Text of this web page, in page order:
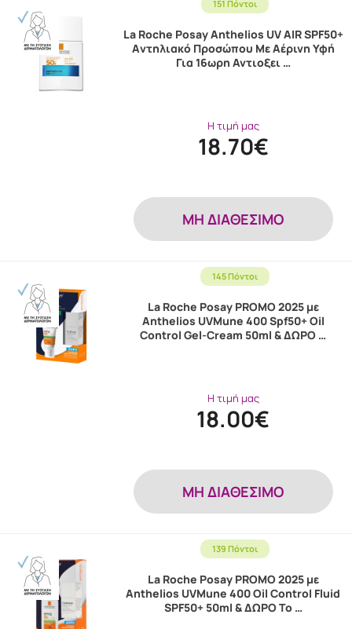
151 Πόντοι
La Roche Posay Anthelios UV AIR SPF50+
Aντηλιακό Προσώπου Με Αέρινη Υφή
Για 16ωρη Αντιοξει …
Η τιμή μας
18.70€
MH ΔΙΑΘΕΣΙΜΟ
145 Πόντοι
La Roche Posay PROMO 2025 με
Anthelios UVMune 400 Spf50+ Oil
Control Gel-Cream 50ml & ΔΩΡΟ …
Η τιμή μας
18.00€
MH ΔΙΑΘΕΣΙΜΟ
139 Πόντοι
La Roche Posay PROMO 2025 με
Anthelios UVMune 400 Oil Control Fluid
SPF50+ 50ml & ΔΩΡΟ To …